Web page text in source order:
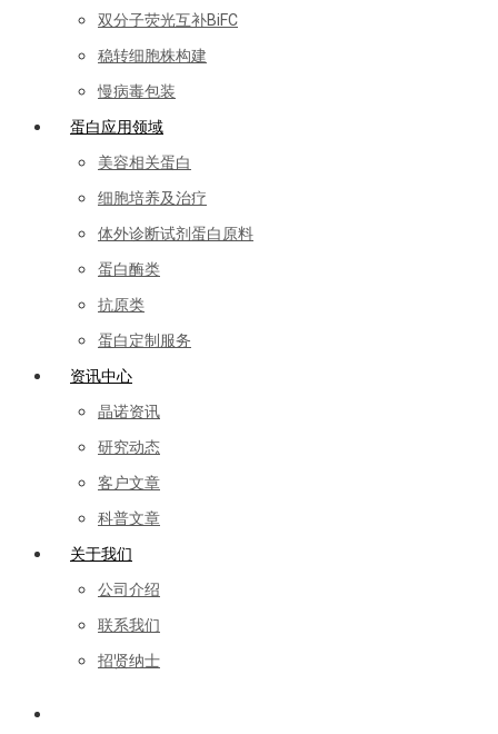
双分子荧光互补BiFC
稳转细胞株构建
慢病毒包装
蛋白应用领域
美容相关蛋白
细胞培养及治疗
体外诊断试剂蛋白原料
蛋白酶类
抗原类
蛋白定制服务
资讯中心
晶诺资讯
研究动态
客户文章
科普文章
关于我们
公司介绍
联系我们
招贤纳士